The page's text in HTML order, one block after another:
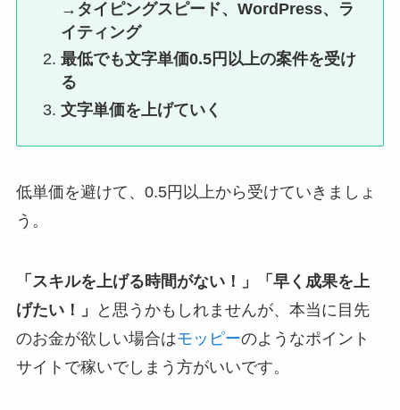
→タイピングスピード、WordPress、ラ
イティング
最低でも文字単価0.5円以上の案件を受け
る
文字単価を上げていく
低単価を避けて、0.5円以上から受けていきましょ
う。
「スキルを上げる時間がない！」「早く成果を上
げたい！」
と思うかもしれませんが、本当に目先
のお金が欲しい場合はモッピーのようなポイント
サイトで稼いでしまう方がいいです。